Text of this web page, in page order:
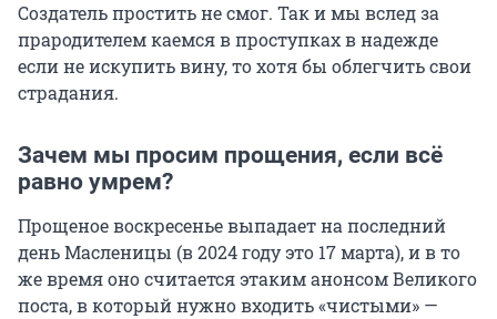
Создатель простить не смог. Так и мы вслед за
прародителем каемся в проступках в надежде
если не искупить вину, то хотя бы облегчить свои
страдания.
Зачем мы просим прощения, если всё
равно умрем?
Прощеное воскресенье выпадает на последний
день Масленицы (в 2024 году это 17 марта), и в то
же время оно считается этаким анонсом Великого
поста, в который нужно входить «чистыми» —